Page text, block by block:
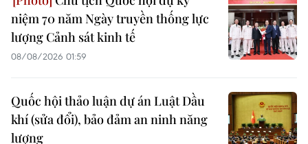
niệm 70 năm Ngày truyền thống lực
lượng Cảnh sát kinh tế
08/08/2026 01:59
Quốc hội thảo luận dự án Luật Dầu
khí (sửa đổi), bảo đảm an ninh năng
lượng